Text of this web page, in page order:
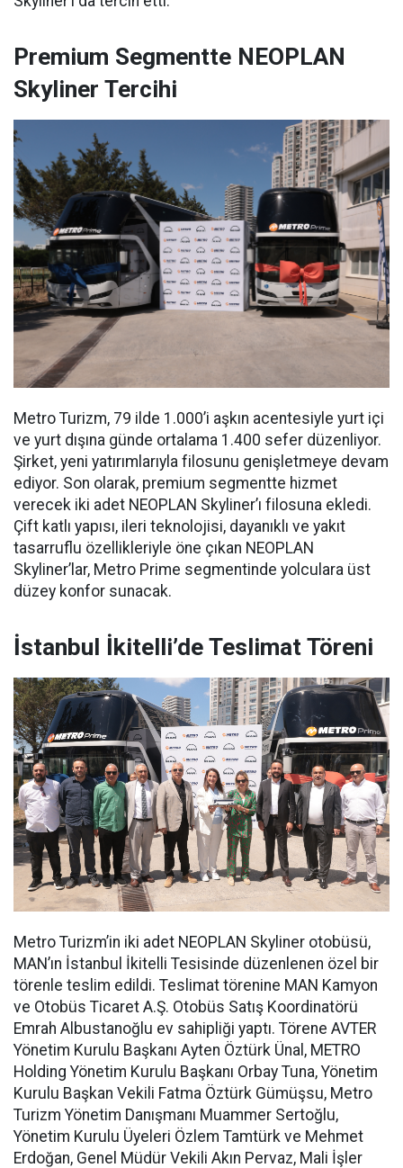
Premium Segmentte NEOPLAN
Skyliner Tercihi
Metro Turizm, 79 ilde 1.000’i aşkın acentesiyle yurt içi
ve yurt dışına günde ortalama 1.400 sefer düzenliyor.
Şirket, yeni yatırımlarıyla filosunu genişletmeye devam
ediyor. Son olarak, premium segmentte hizmet
verecek iki adet NEOPLAN Skyliner’ı filosuna ekledi.
Çift katlı yapısı, ileri teknolojisi, dayanıklı ve yakıt
tasarruflu özellikleriyle öne çıkan NEOPLAN
Skyliner’lar, Metro Prime segmentinde yolculara üst
düzey konfor sunacak.
İstanbul İkitelli’de Teslimat Töreni
Metro Turizm’in iki adet NEOPLAN Skyliner otobüsü,
MAN’ın İstanbul İkitelli Tesisinde düzenlenen özel bir
törenle teslim edildi. Teslimat törenine MAN Kamyon
ve Otobüs Ticaret A.Ş. Otobüs Satış Koordinatörü
Emrah Albustanoğlu ev sahipliği yaptı. Törene AVTER
Yönetim Kurulu Başkanı Ayten Öztürk Ünal, METRO
Holding Yönetim Kurulu Başkanı Orbay Tuna, Yönetim
Kurulu Başkan Vekili Fatma Öztürk Gümüşsu, Metro
Turizm Yönetim Danışmanı Muammer Sertoğlu,
Yönetim Kurulu Üyeleri Özlem Tamtürk ve Mehmet
Erdoğan, Genel Müdür Vekili Akın Pervaz, Mali İşler